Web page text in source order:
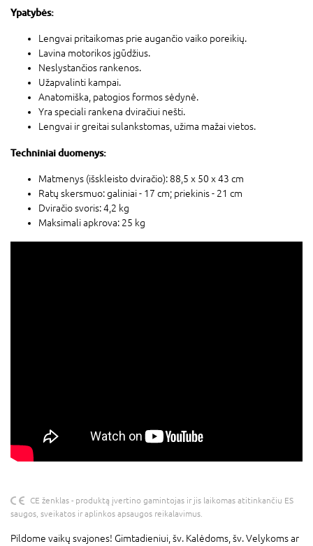
Ypatybės:
Lengvai pritaikomas prie augančio vaiko poreikių.
Lavina motorikos įgūdžius.
Neslystančios rankenos.
Užapvalinti kampai.
Anatomiška, patogios formos sėdynė.
Yra speciali rankena dviračiui nešti.
Lengvai ir greitai sulankstomas, užima mažai vietos.
Techniniai duomenys:
Matmenys (išskleisto dviračio): 88,5 x 50 x 43 cm
Ratų skersmuo: galiniai - 17 cm; priekinis - 21 cm
Dviračio svoris: 4,2 kg
Maksimali apkrova: 25 kg
CE ženklas - produktą įvertino gamintojas ir jis laikomas atitinkančiu ES
saugos, sveikatos ir aplinkos apsaugos reikalavimus.
Pildome vaikų svajones! Gimtadieniui, šv. Kalėdoms, šv. Velykoms ar